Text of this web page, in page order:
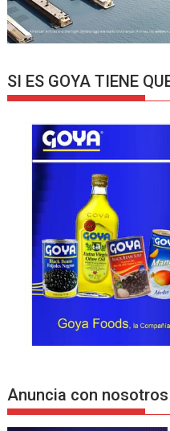
SI ES GOYA TIENE
Anuncia con nosotros